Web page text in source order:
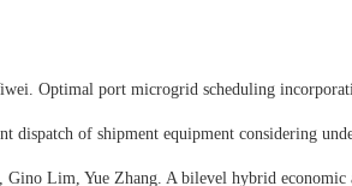
Optimal port microgrid scheduling
dispatch of shipment equipment considering
Gino Lim, Yue Zhang. A bilevel hybrid